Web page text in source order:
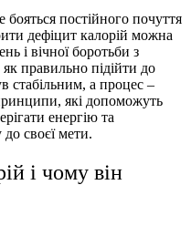
постійного почуття
дефіцит калорій можна
і вічної боротьби з
правильно підійти до
стабільним, а процес –
які допоможуть
енергію та
своєї мети.
і чому він